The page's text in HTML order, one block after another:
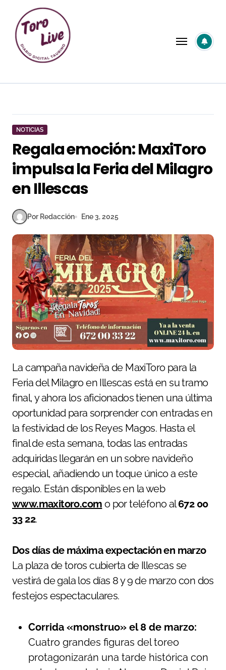
contenido
NOTICIAS
Regala emoción: MaxiToro
impulsa la Feria del Milagro
en Illescas
Por Redacción Ene 3, 2025
La campaña navideña de MaxiToro para la
Feria del Milagro en Illescas está en su tramo
final, y ahora los aficionados tienen una última
oportunidad para sorprender con entradas en
la festividad de los Reyes Magos. Hasta el
final de esta semana, todas las entradas
adquiridas llegarán en un sobre navideño
especial, añadiendo un toque único a este
regalo. Están disponibles en la web
www.maxitoro.com o por teléfono al672 00
33 22.
Dos días de máxima expectación en marzo
La plaza de toros cubierta de Illescas se
vestirá de gala los días 8 y 9 de marzo con dos
festejos espectaculares.
Corrida «monstruo» el 8 de marzo:
Cuatro grandes figuras del toreo
protagonizarán una tarde histórica con